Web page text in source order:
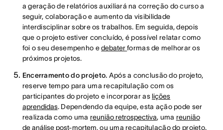
a geração de relatórios auxiliará na correção do curso a
seguir, colaboração e aumento da visibilidade
interdisciplinar sobre os trabalhos. Em seguida, depois
que o projeto estiver concluído, é possível relatar como
foi o seu desempenho edebaterformas de melhorar os
próximos projetos.
Encerramento do projeto. Após a conclusão do projeto,
reserve tempo para uma recapitulação com os
participantes do projeto e incorporar aslições
aprendidas. Dependendo da equipe, esta ação pode ser
realizada como uma reunião retrospectiva, uma reunião
de análise post-mortem, ou uma recapitulação do projeto.